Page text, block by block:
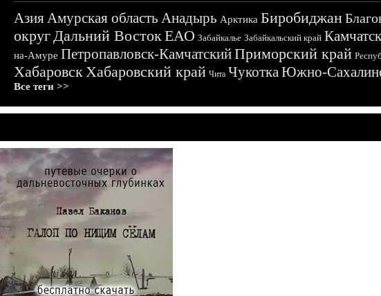
АзияАмурская область Анадырь Арктика Биробиджан
округДальний ВостокЕАО Забайкалье Забайкальский край
на-Амуре Петропавловск-КамчатскийПриморский край
ХабаровскХабаровский край Чита ЧукоткаЮжно-
Все теги >>